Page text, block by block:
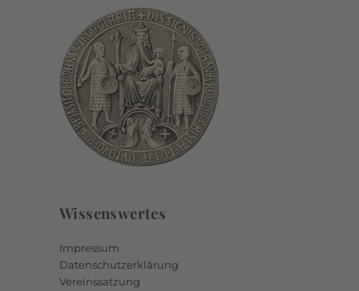
Wissenswertes
Impressum
Datenschutzerklärung
Vereinssatzung